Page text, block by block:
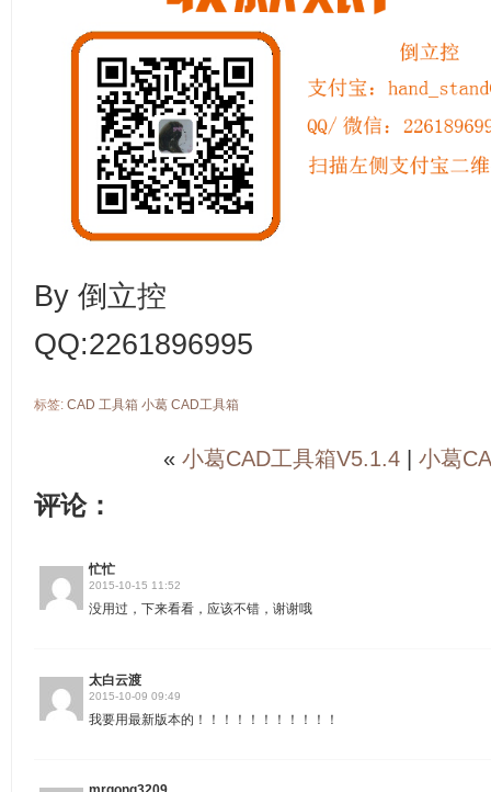
By 倒立控
QQ:2261896995
标签: CAD 工具箱 小葛 CAD工具箱
« 小葛CAD工具箱V5.1.4| 小葛
评论：
忙忙
2015-10-15 11:52
没用过，下来看看，应该不错，谢谢哦
太白云渡
2015-10-09 09:49
我要用最新版本的！！！！！！！！！！！